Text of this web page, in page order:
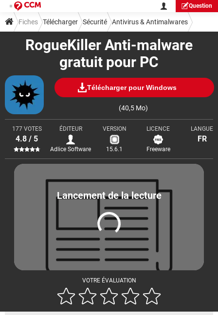
Question
RogueKiller Anti-malware
gratuit pour PC
Télécharger pour Windows
(40,5 Mo)
VOTRE ÉVALUATION
177 VOTES
4.8 / 5
ÉDITEUR
Adlice Software
VERSION
15.6.1
LICENCE
Freeware
LANGUE
FR
Fiches Télécharger Sécurité Antivirus & Antimalwares